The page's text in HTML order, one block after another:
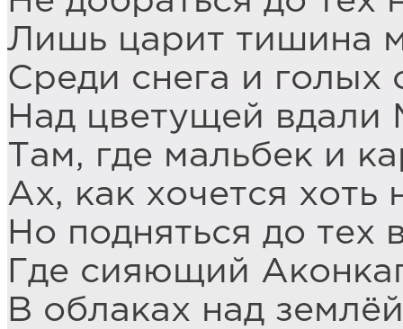
Лишь царит тишина
Среди снега и голых
Над цветущей вдали
Там, где мальбек и
Ах, как хочется хоть
Но подняться до тех
Где сияющий
В облаках над